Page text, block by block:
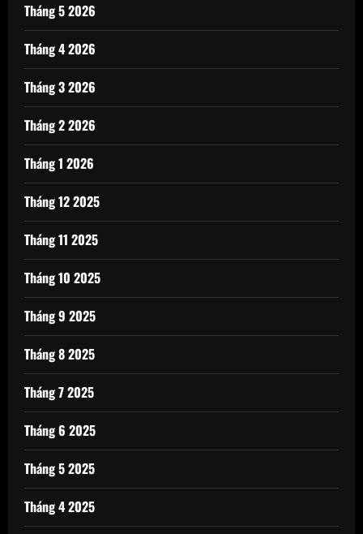
Tháng 5 2026
Tháng 4 2026
Tháng 3 2026
Tháng 2 2026
Tháng 1 2026
Tháng 12 2025
Tháng 11 2025
Tháng 10 2025
Tháng 9 2025
Tháng 8 2025
Tháng 7 2025
Tháng 6 2025
Tháng 5 2025
Tháng 4 2025